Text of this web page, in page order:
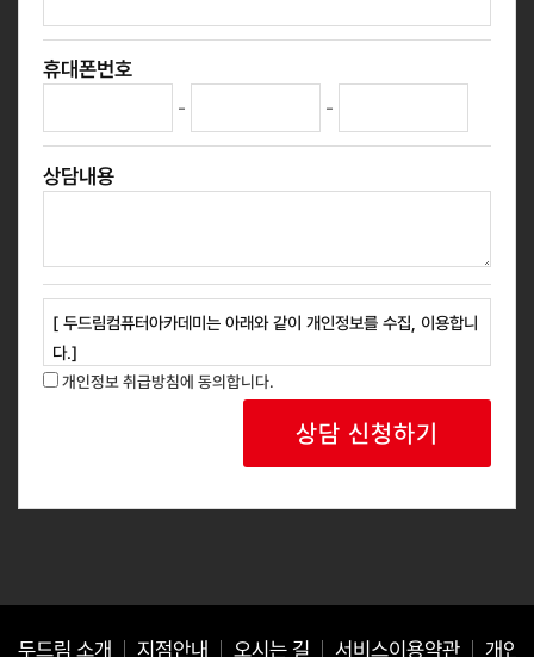
휴대폰번호
- -
상담내용
[ 두드림컴퓨터아카데미는 아래와 같이 개인정보를 수집, 이용합니
다.]
1. 개인정보 수집 목적 : 교육과정 안내, 신규 과정 홍보 등 광고성
3. 보유 및 이용기간: 회사는 개인정보 수집 및 사용 목적 완료 후
개인정보 취급방침에 동의합니다.
두드림 소개 지점안내 오시는 길 서비스이용약관 개인